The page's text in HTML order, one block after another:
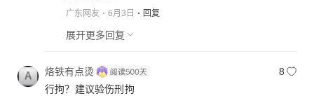
广东网友 6月3日 回复
展开更多回复
烙铁有点烫
8
行拘？建议验伤刑拘